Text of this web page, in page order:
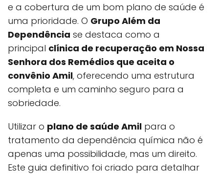
e a cobertura de um bom plano de saúde é
uma prioridade. O Grupo Além da
Dependência se destaca como a
principal clínica de recuperação em Nossa
Senhora dos Remédios que aceita o
convênio Amil, oferecendo uma estrutura
completa e um caminho seguro para a
sobriedade.
Utilizar o plano de saúde Amil para o
tratamento da dependência química não é
apenas uma possibilidade, mas um direito.
Este guia definitivo foi criado para detalhar